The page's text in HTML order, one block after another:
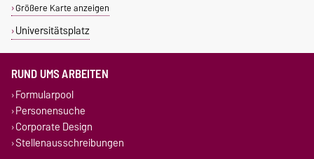
Größere Karte anzeigen
Universitätsplatz
RUND UMS ARBEITEN
Formularpool
Personensuche
Corporate Design
Stellenausschreibungen